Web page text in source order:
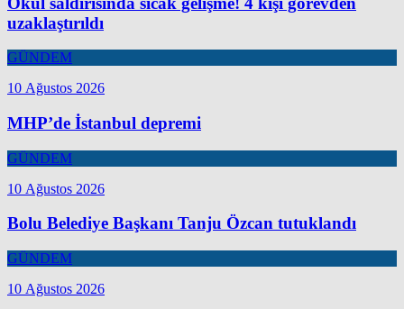
uzaklaştırıldı
GÜNDEM
10 Ağustos 2026
MHP’de İstanbul depremi
GÜNDEM
10 Ağustos 2026
Bolu Belediye Başkanı Tanju Özcan tutuklandı
GÜNDEM
10 Ağustos 2026